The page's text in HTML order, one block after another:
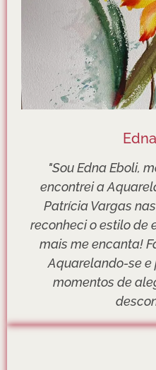
"Sou Edna Eboli,
encontrei a
Patrícia Vargas
reconheci o estilo de
mais me encanta!
Aquarelando-se e
momentos de